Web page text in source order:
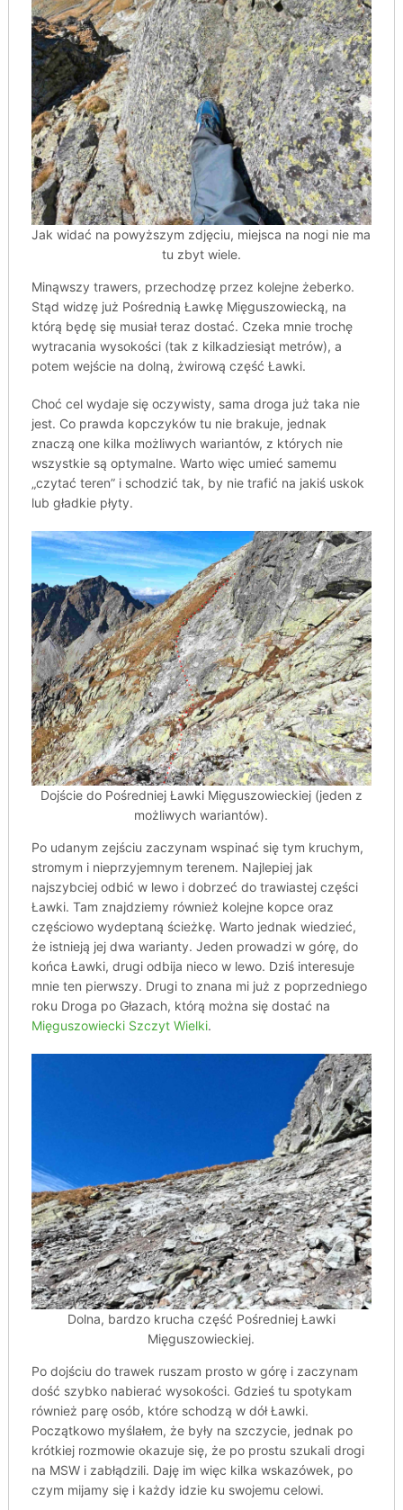
Jak widać na powyższym zdjęciu, miejsca na nogi nie ma
tu zbyt wiele.
Minąwszy trawers, przechodzę przez kolejne żeberko.
Stąd widzę już Pośrednią Ławkę Mięguszowiecką, na
którą będę się musiał teraz dostać. Czeka mnie trochę
wytracania wysokości (tak z kilkadziesiąt metrów), a
potem wejście na dolną, żwirową część Ławki.
Choć cel wydaje się oczywisty, sama droga już taka nie
jest. Co prawda kopczyków tu nie brakuje, jednak
znaczą one kilka możliwych wariantów, z których nie
wszystkie są optymalne. Warto więc umieć samemu
„czytać teren” i schodzić tak, by nie trafić na jakiś uskok
lub gładkie płyty.
Dojście do Pośredniej Ławki Mięguszowieckiej (jeden z
możliwych wariantów).
Po udanym zejściu zaczynam wspinać się tym kruchym,
stromym i nieprzyjemnym terenem. Najlepiej jak
najszybciej odbić w lewo i dobrzeć do trawiastej części
Ławki. Tam znajdziemy również kolejne kopce oraz
częściowo wydeptaną ścieżkę. Warto jednak wiedzieć,
że istnieją jej dwa warianty. Jeden prowadzi w górę, do
końca Ławki, drugi odbija nieco w lewo. Dziś interesuje
mnie ten pierwszy. Drugi to znana mi już z poprzedniego
roku Droga po Głazach, którą można się dostać na
Mięguszowiecki Szczyt Wielki.
Dolna, bardzo krucha część Pośredniej Ławki
Mięguszowieckiej.
Po dojściu do trawek ruszam prosto w górę i zaczynam
dość szybko nabierać wysokości. Gdzieś tu spotykam
również parę osób, które schodzą w dół Ławki.
Początkowo myślałem, że były na szczycie, jednak po
krótkiej rozmowie okazuje się, że po prostu szukali drogi
na MSW i zabłądzili. Daję im więc kilka wskazówek, po
czym mijamy się i każdy idzie ku swojemu celowi.